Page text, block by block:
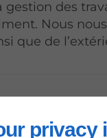
privacy
gestion des
Nous nous
que de
vos